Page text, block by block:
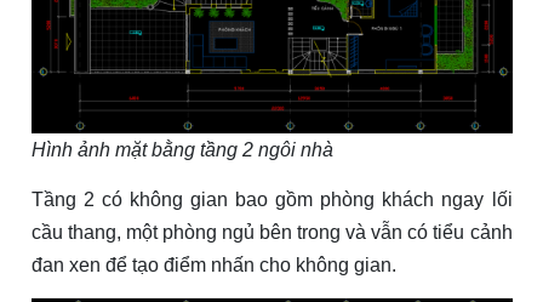
Hình ảnh mặt bằng tầng 2 ngôi nhà
Tầng 2 có không gian bao gồm phòng khách ngay lối
cầu thang, một phòng ngủ bên trong và vẫn có tiểu cảnh
đan xen để tạo điểm nhấn cho không gian.